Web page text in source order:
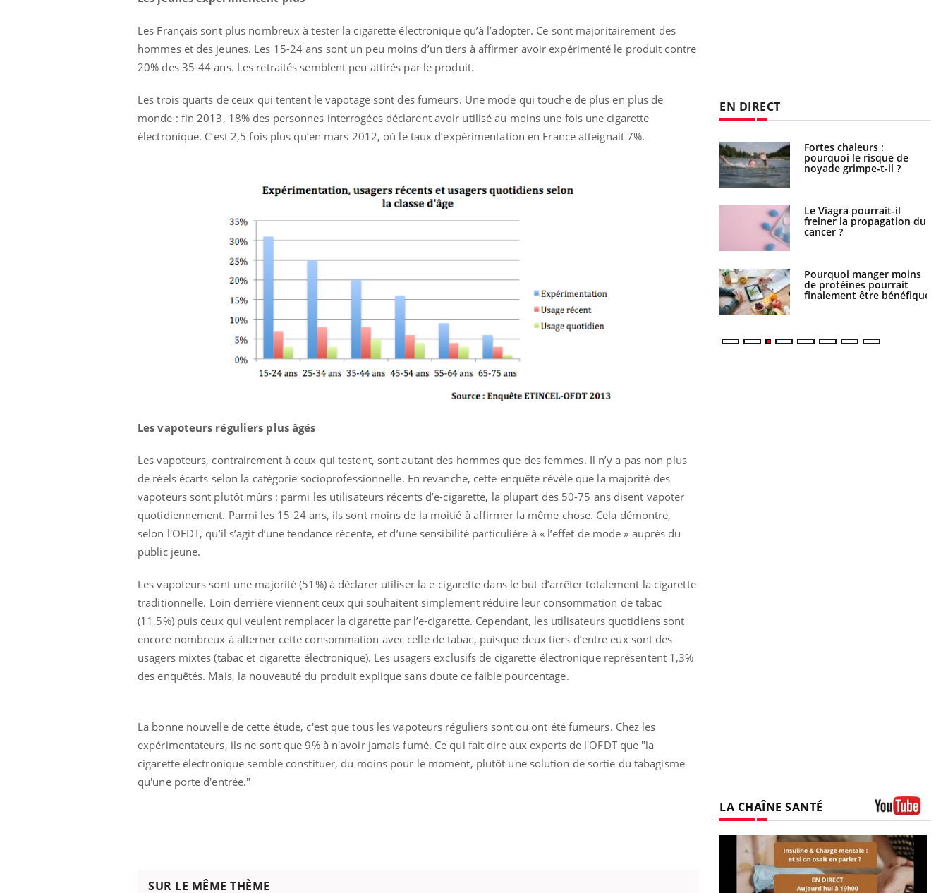
Les Français sont plus nombreux à tester la cigarette électronique qu’à l’adopter. Ce sont majoritairement des
hommes et des jeunes. Les 15-24 ans sont un peu moins d’un tiers à affirmer avoir expérimenté le produit contre
20% des 35-44 ans. Les retraités semblent peu attirés par le produit.
Les trois quarts de ceux qui tentent le vapotage sont des fumeurs. Une mode qui touche de plus en plus de
monde : fin 2013, 18% des personnes interrogées déclarent avoir utilisé au moins une fois une cigarette
électronique. C’est 2,5 fois plus qu’en mars 2012, où le taux d’expérimentation en France atteignait 7%.
Les vapoteurs réguliers plus âgés
Les vapoteurs, contrairement à ceux qui testent, sont autant des hommes que des femmes. Il n’y a pas non plus
de réels écarts selon la catégorie socioprofessionnelle. En revanche, cette enquête révèle que la majorité des
vapoteurs sont plutôt mûrs : parmi les utilisateurs récents d’e-cigarette, la plupart des 50-75 ans disent vapoter
quotidiennement. Parmi les 15-24 ans, ils sont moins de la moitié à affirmer la même chose. Cela démontre,
selon l'OFDT, qu’il s’agit d’une tendance récente, et d’une sensibilité particulière à « l’effet de mode » auprès du
public jeune.
Les vapoteurs sont une majorité (51%) à déclarer utiliser la e-cigarette dans le but d’arrêter totalement la cigarette
traditionnelle. Loin derrière viennent ceux qui souhaitent simplement réduire leur consommation de tabac
(11,5%) puis ceux qui veulent remplacer la cigarette par l’e-cigarette. Cependant, les utilisateurs quotidiens sont
encore nombreux à alterner cette consommation avec celle de tabac, puisque deux tiers d’entre eux sont des
usagers mixtes (tabac et cigarette électronique). Les usagers exclusifs de cigarette électronique représentent 1,3%
des enquêtés. Mais, la nouveauté du produit explique sans doute ce faible pourcentage.
La bonne nouvelle de cette étude, c'est que tous les vapoteurs réguliers sont ou ont été fumeurs. Chez les
expérimentateurs, ils ne sont que 9% à n'avoir jamais fumé. Ce qui fait dire aux experts de l'OFDT que "la
cigarette électronique semble constituer, du moins pour le moment, plutôt une solution de sortie du tabagisme
qu'une porte d'entrée."
SUR LE MÊME THÈME
EN DIRECT
Chikungunya, dengue,
Les médicaments GLP-1
protègent-ils aussi les os
change dans la prise en
charge des femmes
La sieste empêche-t-elle
jours de vos vacances ?
Fortes chaleurs :
pourquoi le risque de
noyade grimpe-t-il ?
Le Viagra pourrait-il
freiner la propagation du
cancer ?
Pourquoi manger moins
de protéines pourrait
finalement être bénéfique
LA CHAÎNE SANTÉ